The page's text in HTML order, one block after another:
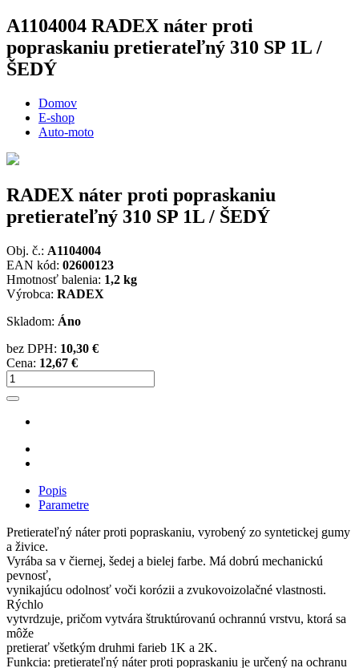
A1104004 RADEX náter proti
popraskaniu pretierateľný 310 SP 1L /
ŠEDÝ
Domov
E-shop
Auto-moto
RADEX náter proti popraskaniu
pretierateľný 310 SP 1L / ŠEDÝ
Obj. č.: A1104004
EAN kód: 02600123
Hmotnosť balenia: 1,2 kg
Výrobca: RADEX
Skladom: Áno
bez DPH: 10,30 €
Cena: 12,67 €
Popis
Parametre
Pretierateľný náter proti popraskaniu, vyrobený zo syntetickej gumy
a živice.
Vyrába sa v čiernej, šedej a bielej farbe. Má dobrú mechanickú
pevnosť,
vynikajúcu odolnosť voči korózii a zvukovoizolačné vlastnosti.
Rýchlo
vytvrdzuje, pričom vytvára štruktúrovanú ochrannú vrstvu, ktorá sa
môže
pretierať všetkým druhmi farieb 1K a 2K.
Funkcia: pretierateľný náter proti popraskaniu je určený na ochranu